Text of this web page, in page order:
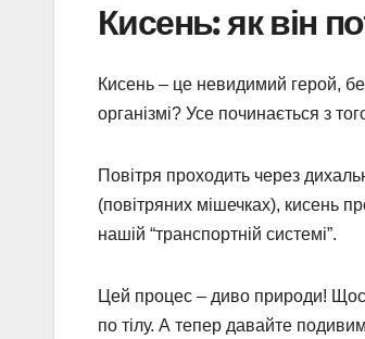
Кисень: як він
Кисень – це невидимий герой,
організмі? Усе починається з
Повітря проходить через
(повітряних мішечках), кисень
нашій “транспортній системі”.
Цей процес – диво природи!
по тілу. А тепер давайте